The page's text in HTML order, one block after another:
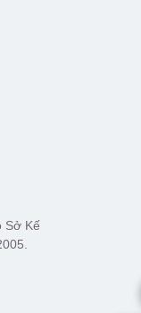
Sở Kế